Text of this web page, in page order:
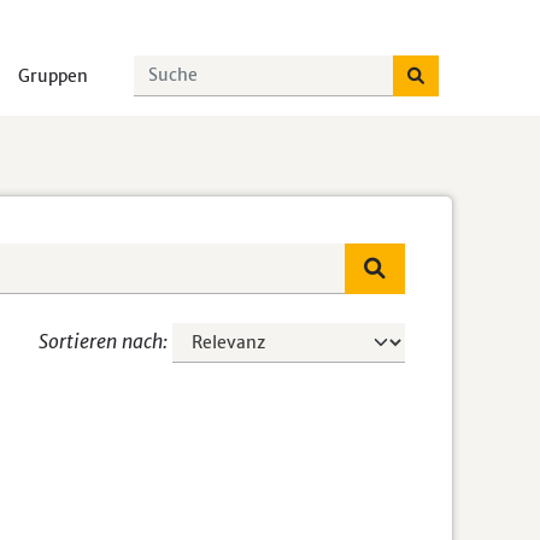
Gruppen
Sortieren nach